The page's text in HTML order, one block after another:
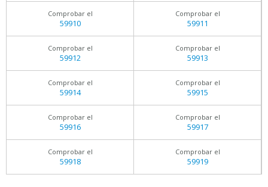
Comprobar el
59910
Comprobar el
59911
Comprobar el
59912
Comprobar el
59913
Comprobar el
59914
Comprobar el
59915
Comprobar el
59916
Comprobar el
59917
Comprobar el
59918
Comprobar el
59919